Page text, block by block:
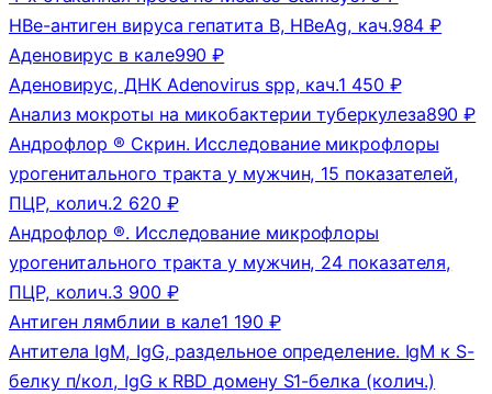
HBe-антиген вируса гепатита В, HBeAg, кач.984 ₽
Аденовирус в кале990 ₽
Аденовирус, ДНК Adenovirus spp, кач.1 450 ₽
Анализ мокроты на микобактерии туберкулеза890 ₽
Андрофлор ® Скрин. Исследование микрофлоры
урогенитального тракта у мужчин, 15 показателей,
ПЦР, колич.2 620 ₽
Андрофлор ®. Исследование микрофлоры
урогенитального тракта у мужчин, 24 показателя,
ПЦР, колич.3 900 ₽
Антиген лямблии в кале1 190 ₽
Антитела IgM, IgG, раздельное определение. IgM к S-
белку п/кол, IgG к RBD домену S1-белка (колич.)